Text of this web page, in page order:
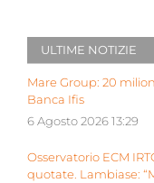
ULTIME NOTIZIE
Mare Group: 20
Banca Ifis
6 Agosto 2026 13:29
Osservatorio ECM
quotate. Lambiase: